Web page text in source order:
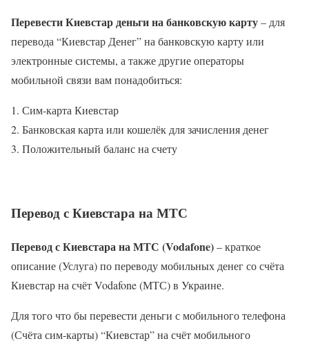
Перевести Киевстар деньги на банковскую карту– для
перевода “Киевстар Денег” на банковскую карту или
электронные системы, а также другие операторы
мобильной связи вам понадобиться:
Сим-карта Киевстар
Банковская карта или кошелёк для зачисления денег
Положительный баланс на счету
Перевод с Киевстара на МТС
Перевод с Киевстара на МТС (Vodafone)– краткое
описание (Услуга) по переводу мобильных денег со счёта
Киевстар на счёт Vodafone (МТС) в Украине.
Для того что бы перевести деньги с мобильного телефона
(Счёта сим-карты) “Киевстар” на счёт мобильного